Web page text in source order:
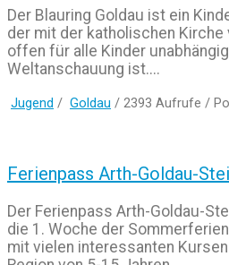
Der Blauring Goldau ist ein
der mit der katholischen Kirche
offen für alle Kinder
Weltanschauung ist....
Jugend / Goldau / 2393 Aufrufe /
Ferienpass Arth-Goldau-
Der Ferienpass Arth-Goldau-
die 1. Woche der
mit vielen interessanten